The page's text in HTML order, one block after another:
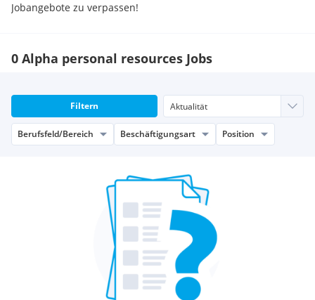
Jobangebote zu verpassen!
0 Alpha personal resources Jobs
Filtern
Berufsfeld/Bereich Beschäftigungsart Position